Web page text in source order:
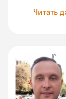
Читать